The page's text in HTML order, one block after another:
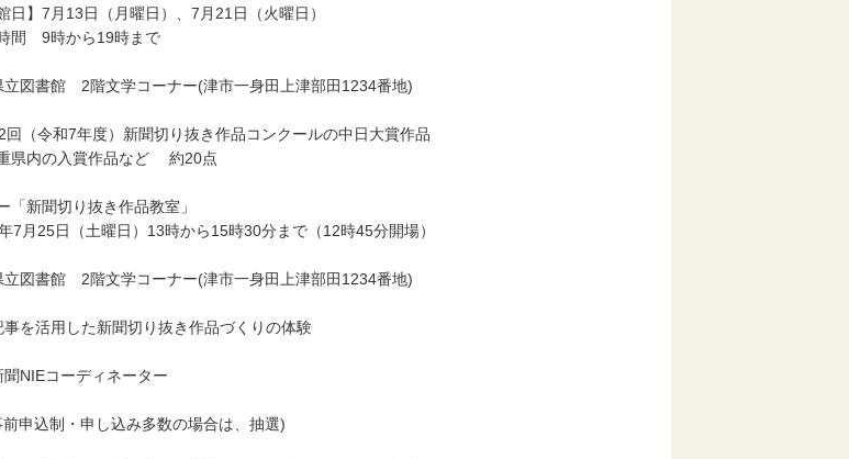
日（月曜日）、7月21日（火曜日）
から19時まで
図書館 2階文学コーナー(津市一身田上津部田1234番地)
（令和7年度）新聞切り抜き作品コンクールの中日大賞作品
賞作品など 約20点
新聞切り抜き作品教室」
25日（土曜日）13時から15時30分まで（12時45分開場）
図書館 2階文学コーナー(津市一身田上津部田1234番地)
を活用した新聞切り抜き作品づくりの体験
NIEコーディネーター
込制・申し込み多数の場合は、抽選)